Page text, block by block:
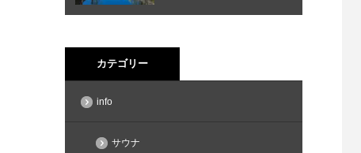
カテゴリー
info
サウナ